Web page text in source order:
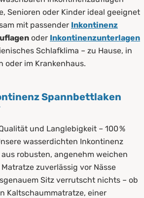
Senioren oder Kinder ideal geeignet
mit passender Inkontinenz
oder Inkontinenzunterlagen
Schlafklima – zu Hause, in
oder im Krankenhaus.
Spannbettlaken
und Langlebigkeit – 100 %
wasserdichten Inkontinenz
robusten, angenehm weichen
zuverlässig vor Nässe
Sitz verrutscht nichts – ob
Kaltschaummatratze, einer